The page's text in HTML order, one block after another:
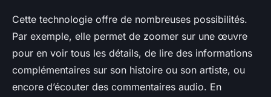
Cette technologie offre de nombreuses possibilités.
Par exemple, elle permet de zoomer sur une œuvre
pour en voir tous les détails, de lire des informations
complémentaires sur son histoire ou son artiste, ou
encore d’écouter des commentaires audio. En